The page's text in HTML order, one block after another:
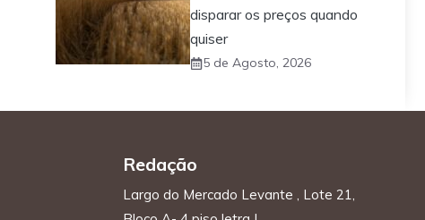
disparar os preços quando
quiser
5 de Agosto, 2026
Redação
Largo do Mercado Levante , Lote 21,